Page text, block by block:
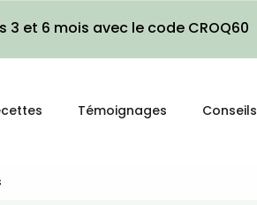
3 et 6 mois avec le code CROQ60
Témoignages Conseils